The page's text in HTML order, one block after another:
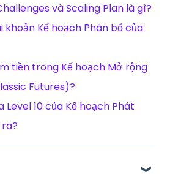
và Scaling Plan là gì?
khoản Kế hoạch Phân bổ của
tiền trong Kế hoạch Mở rộng
Futures)?
10 của Kế hoạch Phát